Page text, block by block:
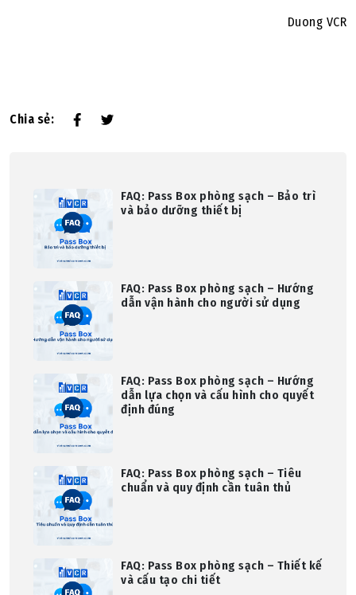
Duong VCR
Chia sẻ:
FAQ: Pass Box phòng sạch – Bảo trì
và bảo dưỡng thiết bị
FAQ: Pass Box phòng sạch – Hướng
dẫn vận hành cho người sử dụng
FAQ: Pass Box phòng sạch – Hướng
dẫn lựa chọn và cấu hình cho quyết
định đúng
FAQ: Pass Box phòng sạch – Tiêu
chuẩn và quy định cần tuân thủ
FAQ: Pass Box phòng sạch – Thiết kế
và cấu tạo chi tiết